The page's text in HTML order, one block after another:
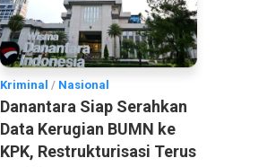
Kriminal / Nasional
Danantara Siap Serahkan
Data Kerugian BUMN ke
KPK, Restrukturisasi Terus